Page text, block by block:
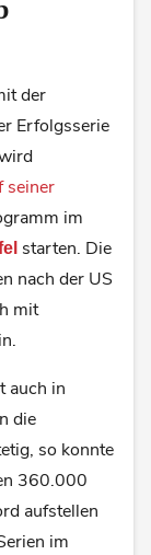
der
Erfolgsserie
seiner
im
starten. Die
nach der US
mit
auch in
die
so konnte
360.000
aufstellen
im